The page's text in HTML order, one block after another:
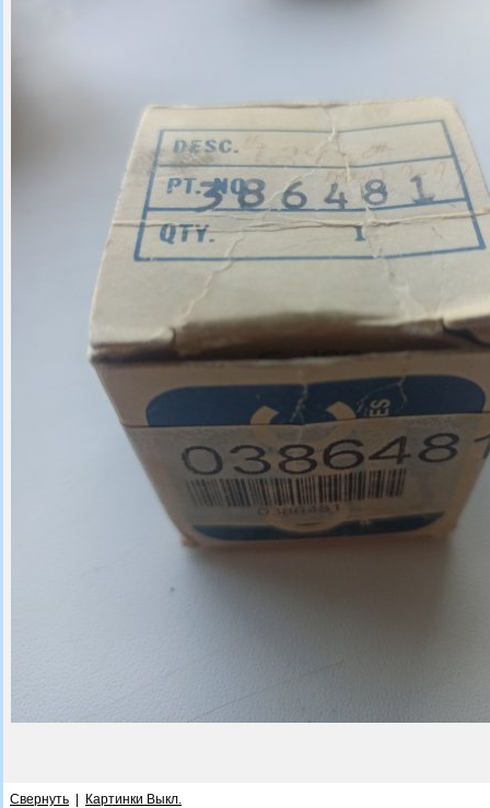
Свернуть Картинки Выкл.